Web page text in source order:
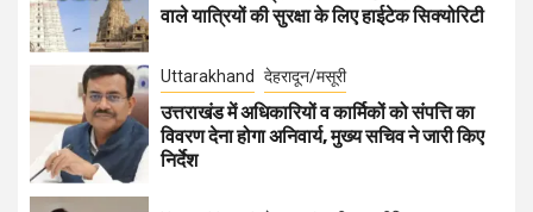
वाले यात्रियों की सुरक्षा के लिए हाईटेक सिक्योरिटी
Uttarakhand देहरादून/मसूरी
उत्तराखंड में अधिकारियों व कार्मिकों को संपत्ति का
विवरण देना होगा अनिवार्य, मुख्य सचिव ने जारी किए
निर्देश